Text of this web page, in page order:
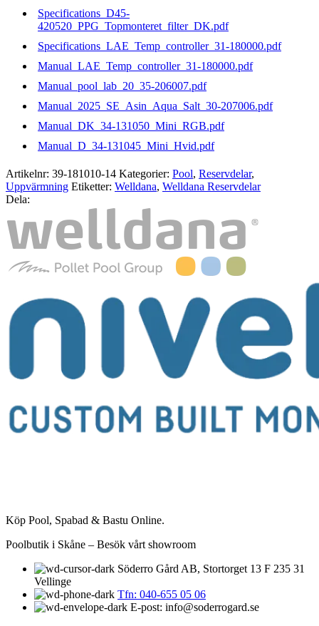
Specifications_D45-
420520_PPG_Topmonteret_filter_DK.pdf
Specifications_LAE_Temp_controller_31-180000.pdf
Manual_LAE_Temp_controller_31-180000.pdf
Manual_pool_lab_20_35-206007.pdf
Manual_2025_SE_Asin_Aqua_Salt_30-207006.pdf
Manual_DK_34-131050_Mini_RGB.pdf
Manual_D_34-131045_Mini_Hvid.pdf
Artikelnr: 39-181010-14 Kategorier: Pool, Reservdelar,
Uppvärmning Etiketter: Welldana, Welldana Reservdelar
Dela:
Köp Pool, Spabad & Bastu Online.
Poolbutik i Skåne – Besök vårt showroom
Söderro Gård AB, Stortorget 13 F 235 31
Vellinge
Tfn: 040-655 05 06
E-post: info@soderrogard.se